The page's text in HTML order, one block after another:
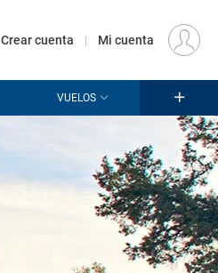
Crear cuenta | Mi cuenta
VUELOS